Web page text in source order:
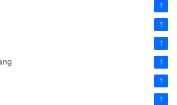
1
1
1
1
1
1